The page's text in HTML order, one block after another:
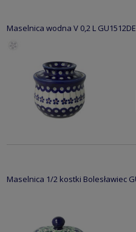
Maselnica wodna V 0,2 L
Maselnica 1/2 kostki Bolesławiec